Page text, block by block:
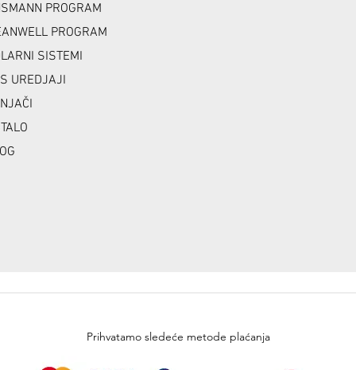
PROGRAM
PROGRAM
SISTEMI
UREDJAJI
Prihvatamo sledeće metode plaćanja